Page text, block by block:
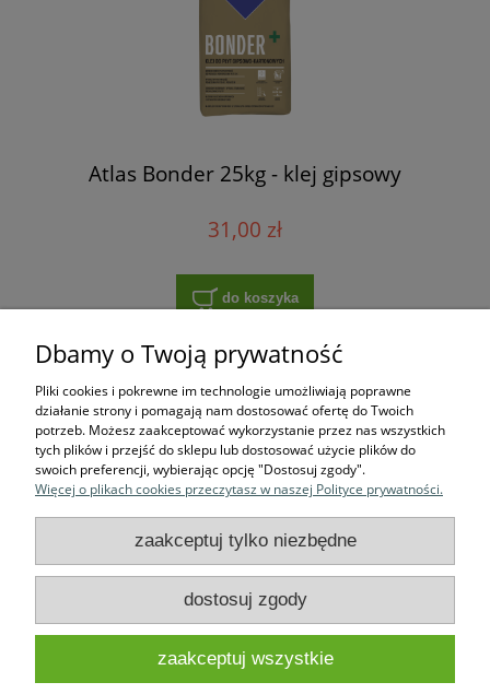
Atlas Bonder 25kg - klej gipsowy
31,00 zł
do koszyka
Zakupy
Pomoc
Informacje
Ciechocinek | woj. kujawsko-pomorskie | tel.:
| email:sklep@winbud24.pl
Dbamy o Twoją prywatność
Pliki cookies i pokrewne im technologie umożliwiają poprawne
działanie strony i pomagają nam dostosować ofertę do Twoich
potrzeb. Możesz zaakceptować wykorzystanie przez nas wszystkich
tych plików i przejść do sklepu lub dostosować użycie plików do
swoich preferencji, wybierając opcję "Dostosuj zgody".
Więcej o plikach cookies przeczytasz w naszej Polityce prywatności.
zaakceptuj tylko niezbędne
dostosuj zgody
zaakceptuj wszystkie